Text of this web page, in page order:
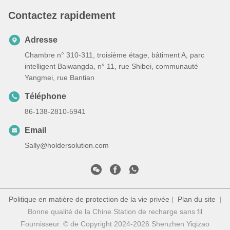
Contactez rapidement
Adresse
Chambre n° 310-311, troisième étage, bâtiment A, parc
intelligent Baiwangda, n° 11, rue Shibei, communauté
Yangmei, rue Bantian
Téléphone
86-138-2810-5941
Email
Sally@holdersolution.com
Politique en matière de protection de la vie privée | Plan du site |
Bonne qualité de la Chine Station de recharge sans fil
Fournisseur. © de Copyright 2024-2026 Shenzhen Yiqizao